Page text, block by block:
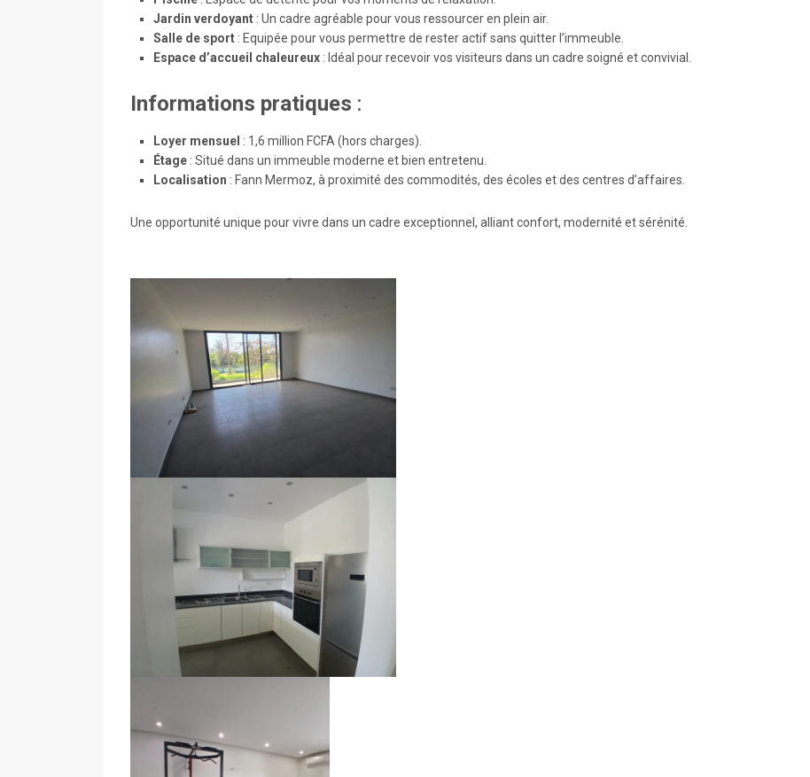
Jardin verdoyant : Un cadre agréable pour vous ressourcer en plein air.
Salle de sport : Equipée pour vous permettre de rester actif sans quitter l’immeuble.
Espace d’accueil chaleureux : Idéal pour recevoir vos visiteurs dans un cadre soigné et convivial.
Informations pratiques :
Loyer mensuel : 1,6 million FCFA (hors charges).
Étage : Situé dans un immeuble moderne et bien entretenu.
Localisation : Fann Mermoz, à proximité des commodités, des écoles et des centres d’affaires.
Une opportunité unique pour vivre dans un cadre exceptionnel, alliant confort, modernité et sérénité.